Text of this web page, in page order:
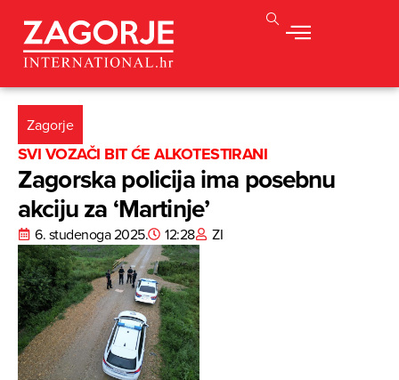
Zagorje
SVI VOZAČI BIT ĆE ALKOTESTIRANI
Zagorska policija ima posebnu
akciju za ‘Martinje’
6. studenoga 2025. 12:28 ZI